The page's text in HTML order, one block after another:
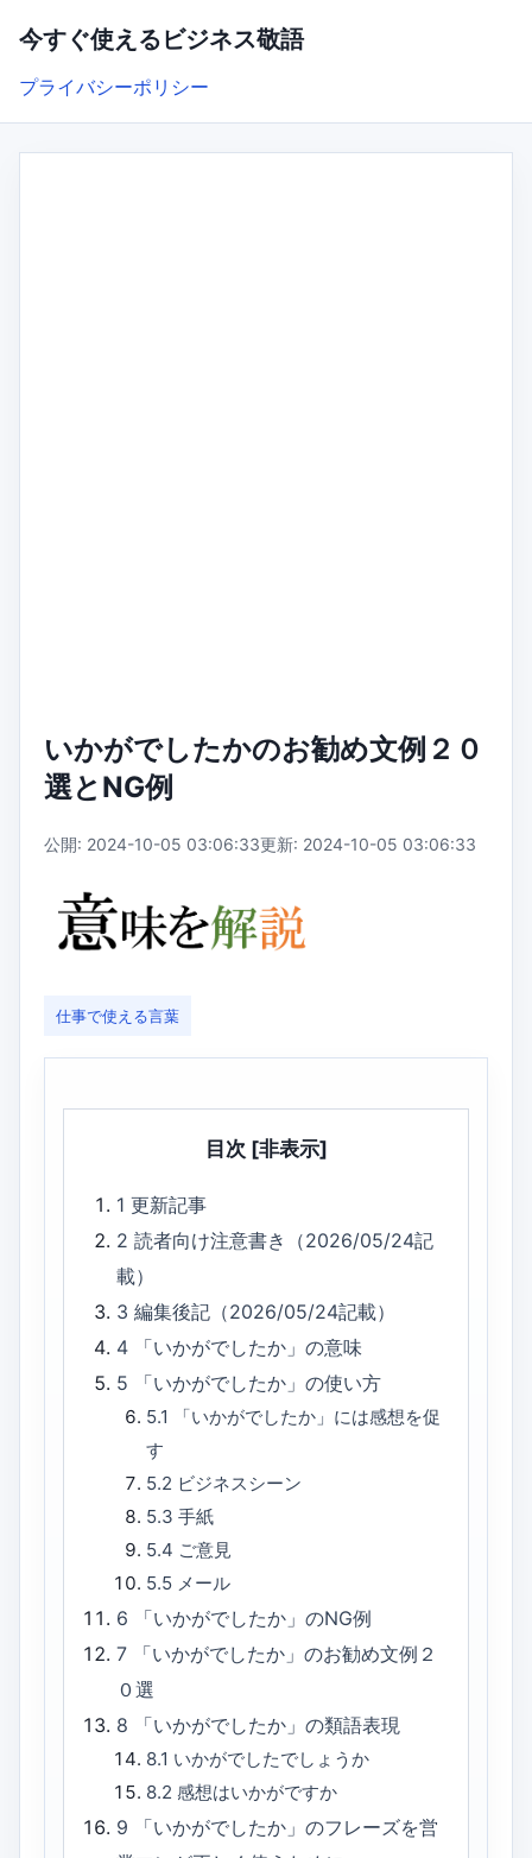
今すぐ使えるビジネス敬語
プライバシーポリシー
いかがでしたかのお勧め文例２０
選とNG例
公開: 2024-10-05 03:06:33更新: 2024-10-05 03:06:33
仕事で使える言葉
目次 [非表示]
1更新記事
2読者向け注意書き（2026/05/24記
載）
3編集後記（2026/05/24記載）
4
「いかがでしたか」の意味
5
「いかがでしたか」の使い方
5.1
「いかがでしたか」には感想を促
す
5.2 ビジネスシーン
5.3 手紙
5.4 ご意見
5.5 メール
6
「いかがでしたか」のNG例
7
「いかがでしたか」のお勧め文例２
０選
8
「いかがでしたか」の類語表現
8.1 いかがでしたでしょうか
8.2 感想はいかがですか
9
「いかがでしたか」のフレーズを営